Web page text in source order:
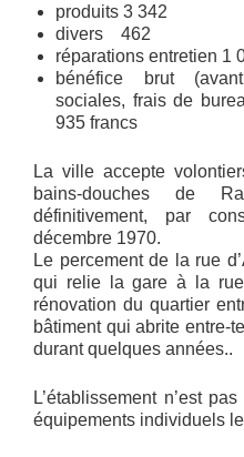
produits 3 342
divers 462
réparations entretien 1
bénéfice brut
sociales, frais de
935 francs
La ville accepte
bains-douches de
définitivement, par
décembre 1970.
Le percement de la rue
qui relie la gare à la
rénovation du quartier
bâtiment qui abrite entre-
durant quelques années..
L’établissement n’est
équipements individuels